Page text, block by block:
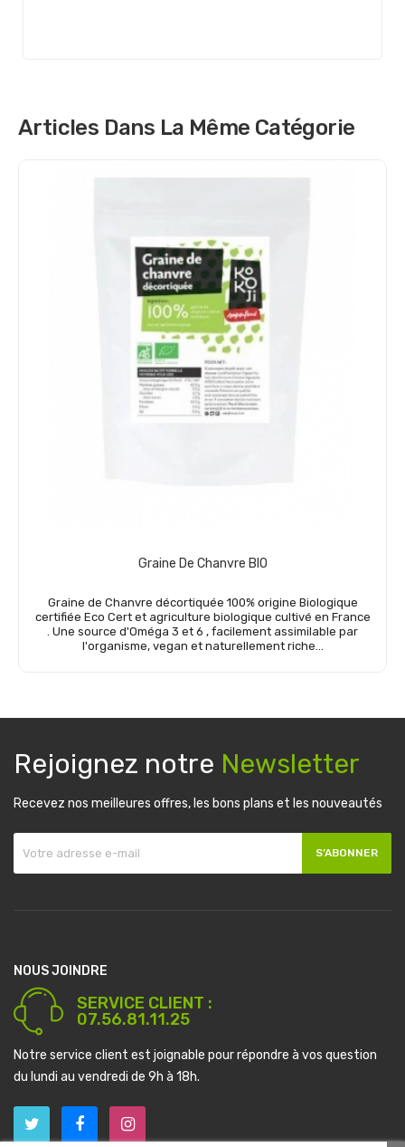
Articles Dans La Même Catégorie
Graine De Chanvre BIO
Graine de Chanvre décortiquée 100% origine Biologique
certifiée Eco Cert et agriculture biologique cultivé en France
. Une source d'Oméga 3 et 6 , facilement assimilable par
l'organisme, vegan et naturellement riche...
Rejoignez notre Newsletter
Recevez nos meilleures offres, les bons plans et les nouveautés
S’ABONNER
NOUS JOINDRE
SERVICE CLIENT :
07.56.81.11.25
Notre service client est joignable pour répondre à vos question
du lundi au vendredi de 9h à 18h.